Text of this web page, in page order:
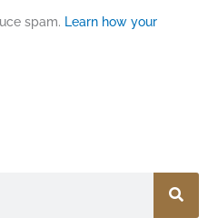
spam. Learn how your